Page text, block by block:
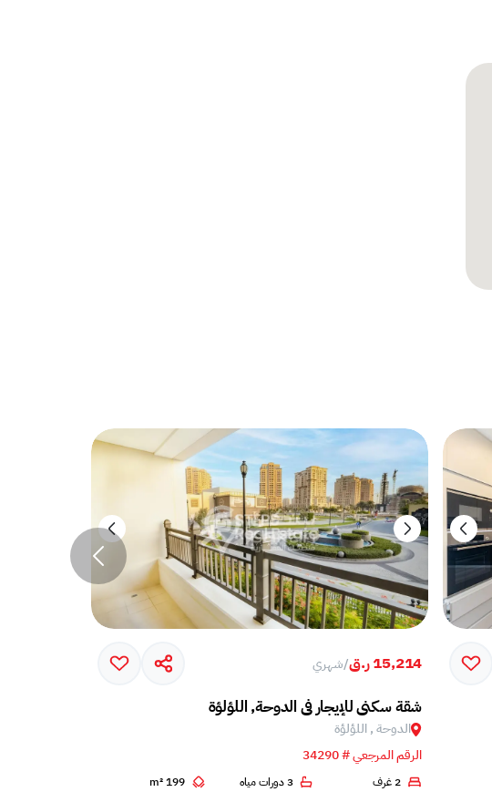
15,214 ر.ق /شهري
شقة سكني للإيجار في الدوحة, اللؤلؤة
الدوحة , اللؤلؤة
الرقم المرجعي # 34290
2 غرف 3 دورات مياه 199 m²